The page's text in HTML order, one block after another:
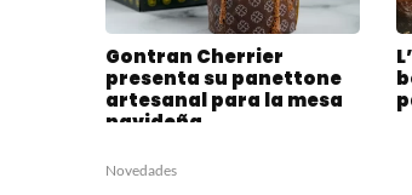
Gontran Cherrier
presenta su panettone
artesanal para la mesa
navideña
Novedades